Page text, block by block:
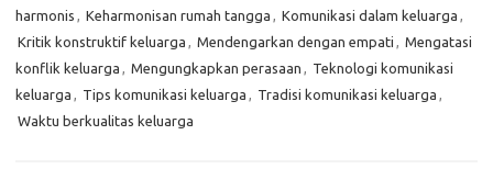
harmonis , Keharmonisan rumah tangga , Komunikasi dalam keluarga ,
Kritik konstruktif keluarga , Mendengarkan dengan empati , Mengatasi
konflik keluarga , Mengungkapkan perasaan , Teknologi komunikasi
keluarga , Tips komunikasi keluarga , Tradisi komunikasi keluarga ,
Waktu berkualitas keluarga